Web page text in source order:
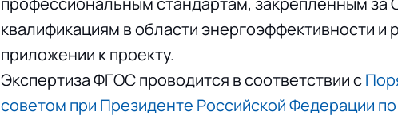
квалификациям в области энергоэффективности
приложении к проекту.
Экспертиза ФГОС проводится в соответствии с
советом при Президенте Российской Федерации